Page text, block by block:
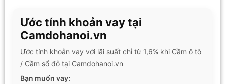
Ước tính khoản vay tại
Camdohanoi.vn
Ước tính khoản vay với lãi suất chỉ từ 1,6% khi Cầm ô tô
/ Cầm sổ đỏ tại Camdohanoi.vn
Bạn muốn vay: